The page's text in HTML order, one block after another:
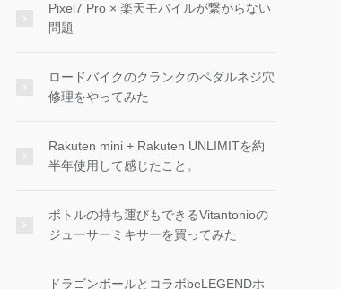
Pixel7 Pro × 楽天モバイルが繋がらない
問題
ロードバイクのクランクのペダルネジ穴
修理をやってみた
Rakuten mini + Rakuten UNLIMITを約
半年使用して感じたこと。
ボトルの持ち運びもできるVitantonioの
ジューサーミキサーを買ってみた
ドラゴンボールとコラボbeLEGENDホ